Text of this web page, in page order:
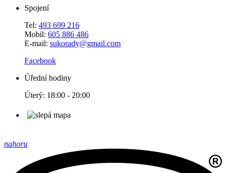
Spojení
Tel: 493 699 216
Mobil: 605 886 486
E-mail: sukorady@gmail.com
Facebook
Úřední hodiny
Úterý: 18:00 - 20:00
nahoru